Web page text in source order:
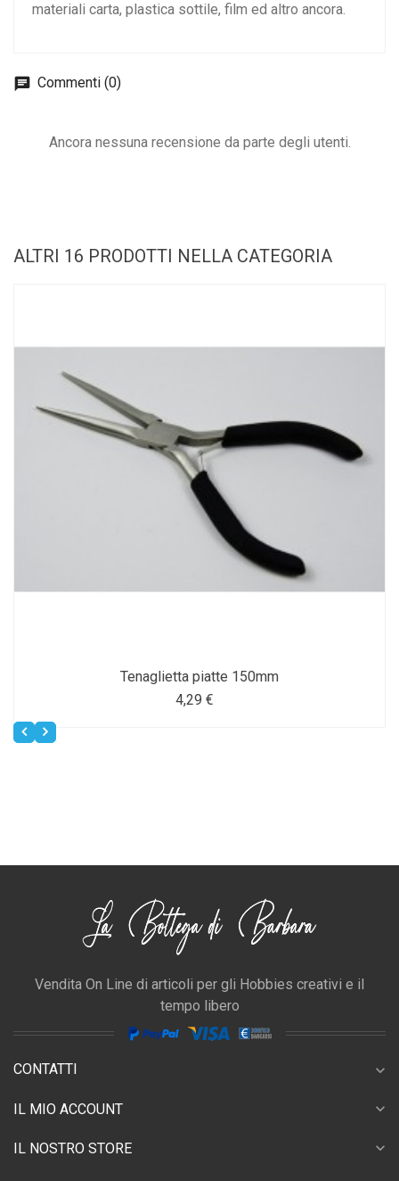
materiali carta, plastica sottile, film ed altro ancora.
Commenti (0)
Ancora nessuna recensione da parte degli utenti.
ALTRI 16 PRODOTTI NELLA CATEGORIA
Tenaglietta piatte 150mm
4,29 €
Vendita On Line di articoli per gli Hobbies creativi e il
tempo libero
CONTATTI expand_more
IL MIO ACCOUNT expand_more
IL NOSTRO STORE expand_more